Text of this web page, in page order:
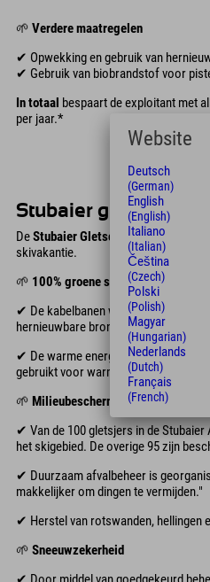
🌱 Verdere maatregelen
✔ Opwekking en gebruik van
✔ Gebruik van biobrandstof voor
In totaal bespaart de exploitant met
per jaar.*
Stubaier gletsjer
DeStubaier Gletscherbahnexploitant
skivakantie.
🌱 100% groene stroom
✔ De kabelbanen worden allemaal
hernieuwbare bronnen.
✔ De warme energie uit de
gebruikt voor warmteterugwinning in
🌱 Milieubescherming
✔ Van de 100 gletsjers in de Stubaier
het skigebied. De overige 95 zijn
✔ Duurzaam afvalbeheer is
makkelijker om dingen te vermijden."
✔ Herstel van rotswanden, hellingen
🌱 Sneeuwzekerheid
Website
Deutsch
(German)
English
(English)
Italiano
(Italian)
Čeština
(Czech)
Polski
(Polish)
Magyar
(Hungarian)
Nederlands
(Dutch)
Français
(French)